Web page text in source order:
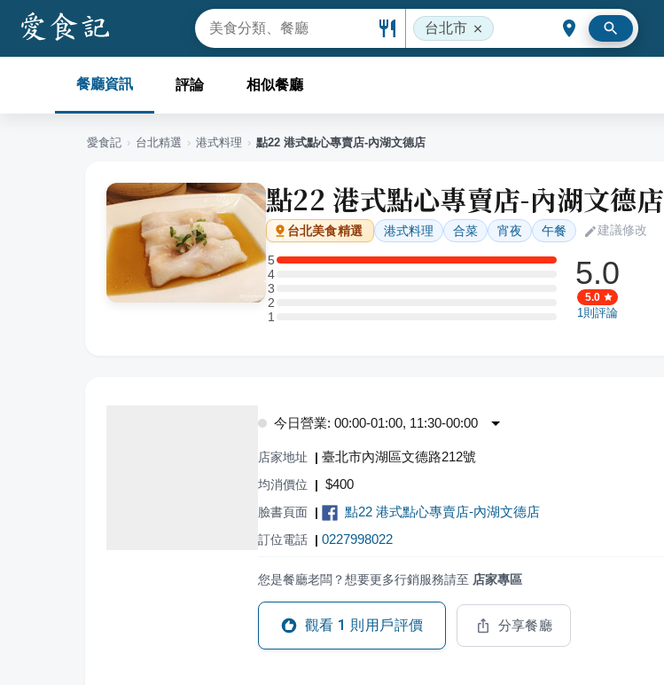
台北市
餐廳資訊 評論 相似餐廳
愛食記 › 台北精選 › 港式料理 › 點22 港式點心專賣店-內湖文德店
點22 港式點心專賣店-內湖文德店
台北美食精選 港式料理 合菜 宵夜 午餐 建議修改
5
5 星：1 則評論
4
4 星：0 則評論
3
3 星：0 則評論
2
2 星：0 則評論
11 星：0 則評論
5.0
5.0
1則評論
今日營業: 00:00-01:00, 11:30-00:00
店家地址 | 臺北市內湖區文德路212號
均消價位 | $400
臉書頁面 | 點22 港式點心專賣店-內湖文德店
訂位電話 | 0227998022
您是餐廳老闆？想要更多行銷服務請至 店家專區
觀看 1 則用戶評價 分享餐廳